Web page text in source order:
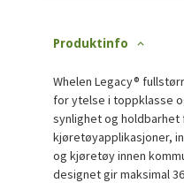
Produktinfo
Whelen Legacy®
for ytelse i toppklasse
synlighet og
kjøretøyapplikasjoner,
og kjøretøy innen
designet gir maksimal